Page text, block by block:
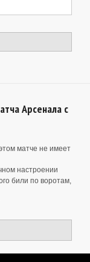
Арсенала с
матче не имеет
настроении
били по воротам,